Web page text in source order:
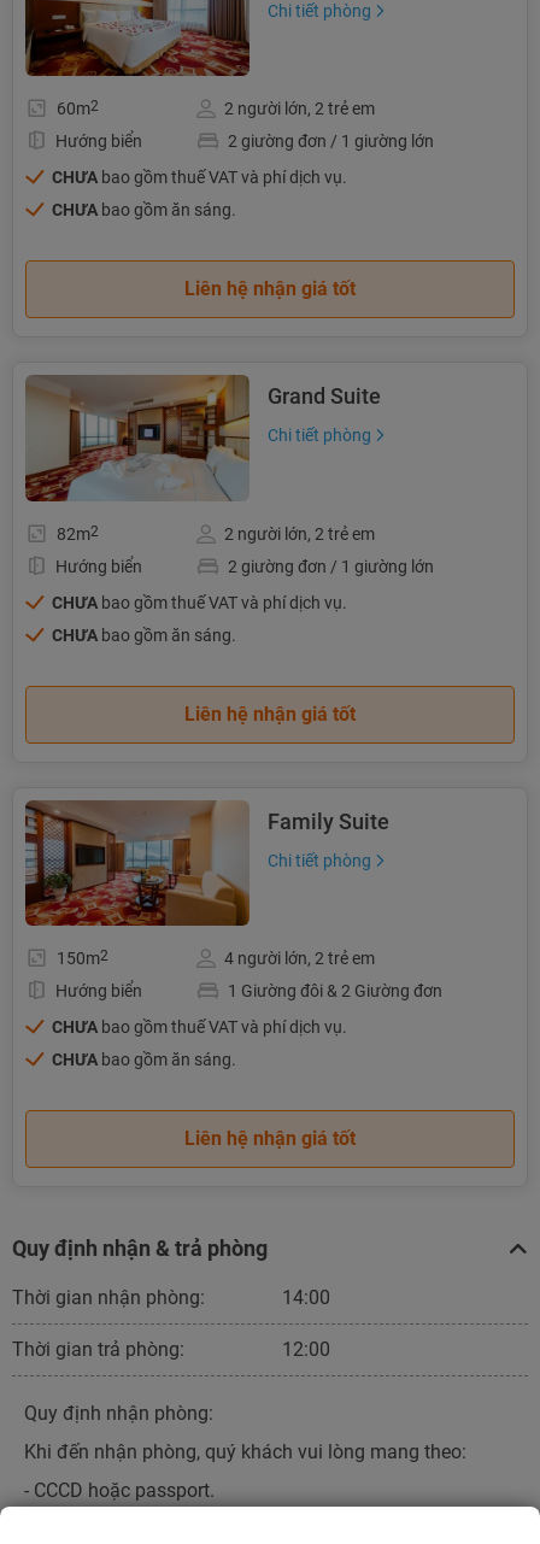
Chi tiết phòng
60m2
2 người lớn, 2 trẻ em
Hướng biển
2 giường đơn / 1 giường lớn
CHƯA bao gồm thuế VAT và phí dịch vụ.
CHƯA bao gồm ăn sáng.
Liên hệ nhận giá tốt
Grand Suite
Chi tiết phòng
82m2
2 người lớn, 2 trẻ em
Hướng biển
2 giường đơn / 1 giường lớn
CHƯA bao gồm thuế VAT và phí dịch vụ.
CHƯA bao gồm ăn sáng.
Liên hệ nhận giá tốt
Family Suite
Chi tiết phòng
150m2
4 người lớn, 2 trẻ em
Hướng biển
1 Giường đôi & 2 Giường đơn
CHƯA bao gồm thuế VAT và phí dịch vụ.
CHƯA bao gồm ăn sáng.
Liên hệ nhận giá tốt
Quy định nhận & trả phòng
Thời gian nhận phòng: 14:00
Thời gian trả phòng: 12:00
Quy định nhận phòng:
Khi đến nhận phòng, quý khách vui lòng mang theo:
- CCCD hoặc passport.